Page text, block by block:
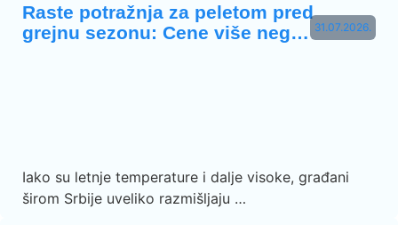
31.07.2026.
Raste potražnja za peletom pred
grejnu sezonu: Cene više neg…
Iako su letnje temperature i dalje visoke, građani
širom Srbije uveliko razmišljaju …